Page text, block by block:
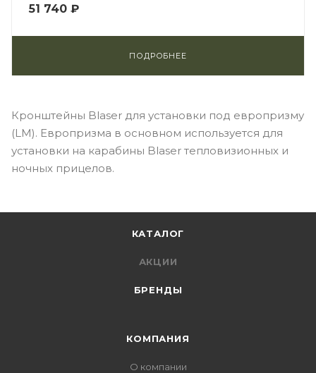
51 740 ₽
ПОДРОБНЕЕ
Кронштейны Blaser для установки под европризму
(LM). Европризма в основном используется для
установки на карабины Blaser тепловизионных и
ночных прицелов.
КАТАЛОГ
АКЦИИ
БРЕНДЫ
КОМПАНИЯ
О компании